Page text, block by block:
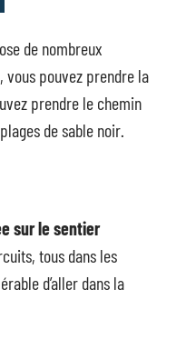
de nombreux
vous pouvez prendre la
prendre le chemin
de sable noir.
sur le sentier
tous dans les
d’aller dans la